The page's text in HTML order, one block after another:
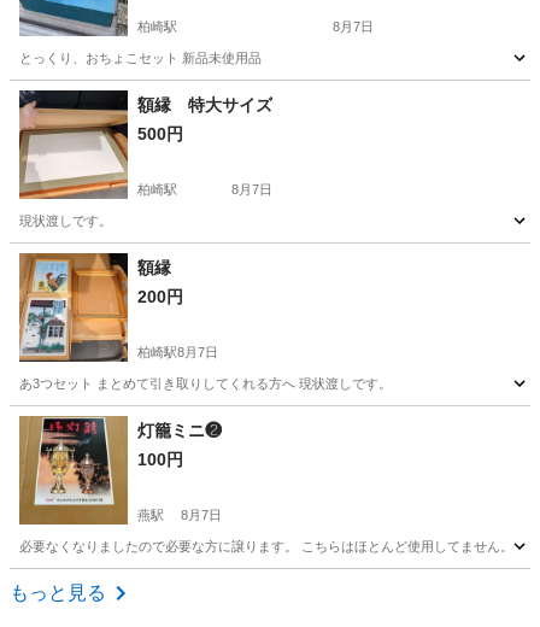
柏崎駅 8月7日
とっくり、おちょこセット 新品未使用品
新潟 柏崎市 柏崎駅 食器
額縁 特大サイズ
500円
柏崎駅 8月7日
現状渡しです。
新潟 柏崎市 柏崎駅
額縁
200円
柏崎駅8月7日
あ3つセット まとめて引き取りしてくれる方へ 現状渡しです。
新潟 柏崎市 柏崎駅
灯籠ミニ❷
100円
燕駅 8月7日
必要なくなりましたので必要な方に譲ります。 こちらはほとんど使用してません。
新潟 燕市
もっと見る